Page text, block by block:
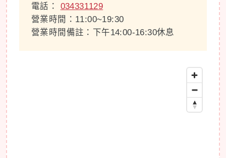
電話： 034331129
營業時間：11:00~19:30
營業時間備註：下午14:00-16:30休息